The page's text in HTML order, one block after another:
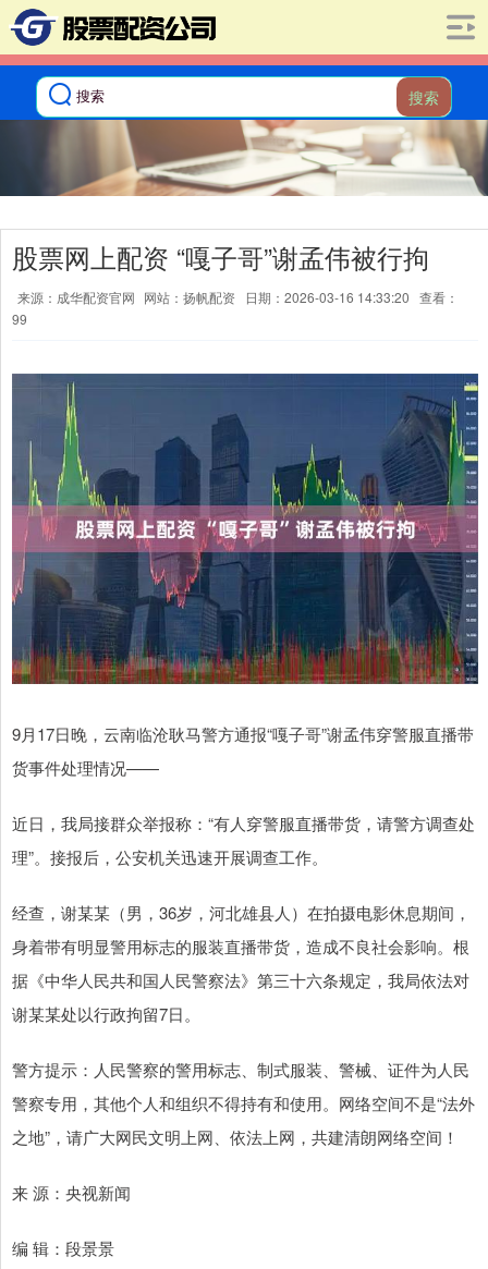
搜索
股票网上配资 “嘎子哥”谢孟伟被行拘
来源：成华配资官网 网站：扬帆配资 日期：2026-03-16 14:33:20 查看：
99
9月17日晚，云南临沧耿马警方通报“嘎子哥”谢孟伟穿警服直播带
货事件处理情况——
近日，我局接群众举报称：“有人穿警服直播带货，请警方调查处
理”。接报后，公安机关迅速开展调查工作。
经查，谢某某（男，36岁，河北雄县人）在拍摄电影休息期间，
身着带有明显警用标志的服装直播带货，造成不良社会影响。根
据《中华人民共和国人民警察法》第三十六条规定，我局依法对
谢某某处以行政拘留7日。
警方提示：人民警察的警用标志、制式服装、警械、证件为人民
警察专用，其他个人和组织不得持有和使用。网络空间不是“法外
之地”，请广大网民文明上网、依法上网，共建清朗网络空间！
来 源：央视新闻
编 辑：段景景